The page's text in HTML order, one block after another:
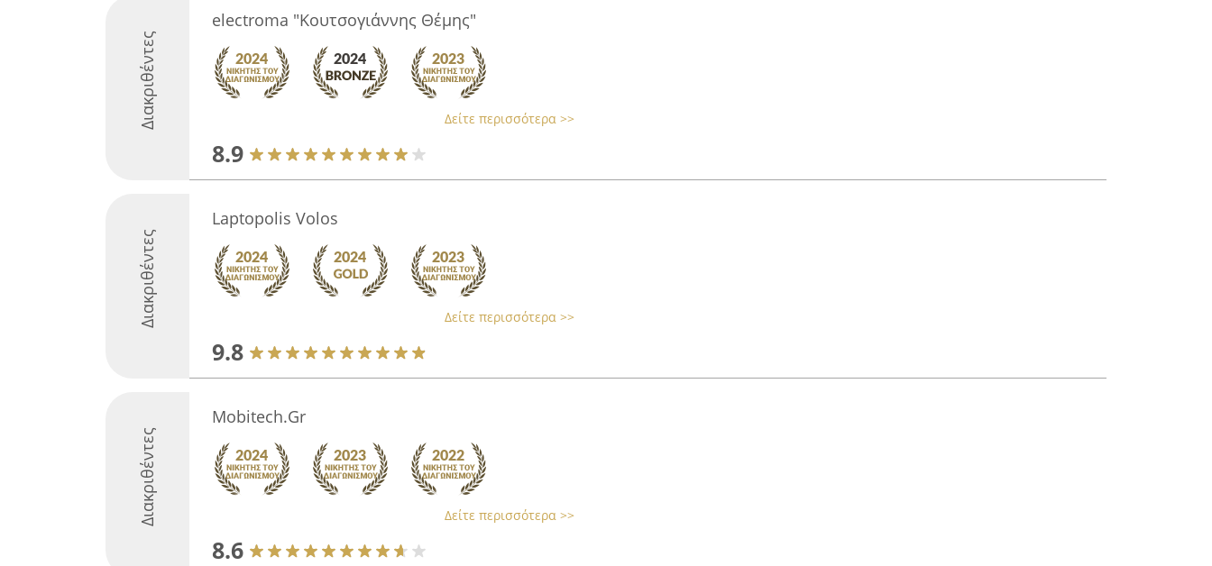
Διακριθέντες
electroma "Κουτσογιάννης Θέμης"
Δείτε περισσότερα >>
8.9
Διακριθέντες
Laptopolis Volos
Δείτε περισσότερα >>
9.8
Διακριθέντες
Mobitech.Gr
Δείτε περισσότερα >>
8.6